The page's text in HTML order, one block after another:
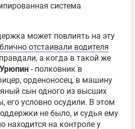
система
может повлиять на эту
отстаивали водителя
а когда в такой же
Урюпин - полковник в
орденоносец, в машину
сын одного из высших
его условно осудили. В этом
не было, и судья ему
находится на контроле у